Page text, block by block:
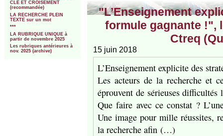
CLE ET CROISEMENT
(recommandée)
LA RECHERCHE PLEIN
TEXTE sur un mot
***
LA RUBRIQUE UNIQUE à
partir de novembre 2025
Les rubriques antérieures à
nov. 2025 (archive)
"L’Enseignement
formule gagnante !",
Ctreq
15 juin 2018
L’Enseignement explicite des
Les acteurs de la recherche et
éprouvent de sérieuses
Que faire avec ce constat ?
Une image pour mille réussites,
la recherche afin (…)